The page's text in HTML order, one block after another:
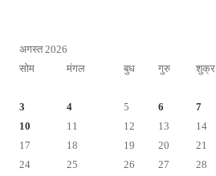
अगस्त 2026
सोम
मंगल बुध गुरु शुक्र
3
4 5 6 7
10
11 12 13 14
17
18 19 20 21
24
25 26 27 28